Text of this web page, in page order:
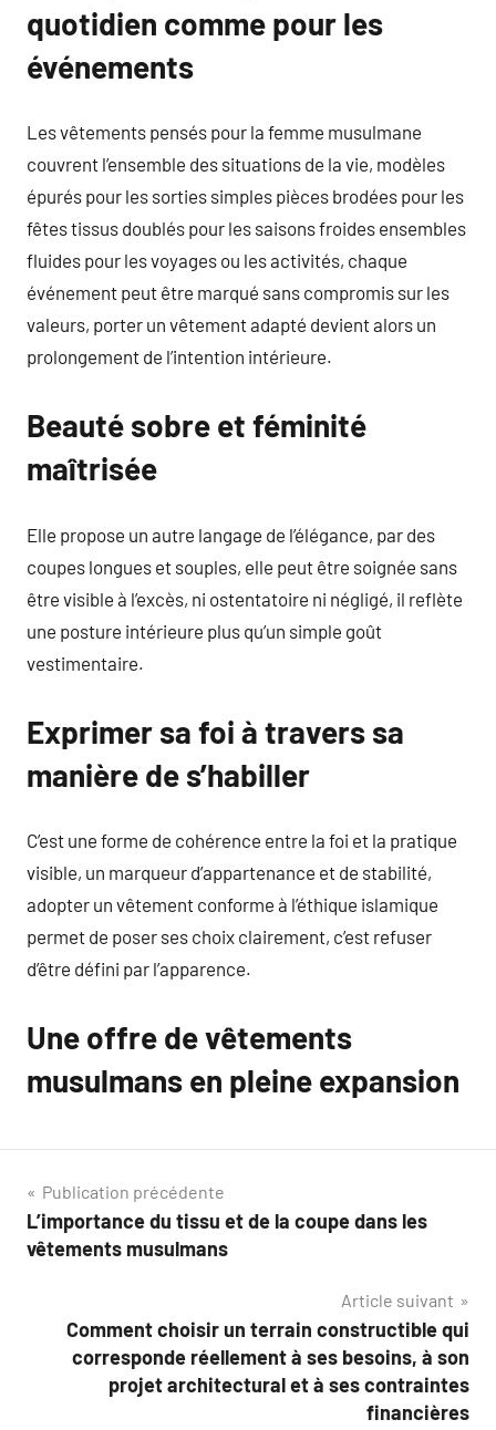
quotidien comme pour les
événements
Les vêtements pensés pour la femme musulmane
couvrent l’ensemble des situations de la vie, modèles
épurés pour les sorties simples pièces brodées pour les
fêtes tissus doublés pour les saisons froides ensembles
fluides pour les voyages ou les activités, chaque
événement peut être marqué sans compromis sur les
valeurs, porter un vêtement adapté devient alors un
prolongement de l’intention intérieure.
Beauté sobre et féminité
maîtrisée
Elle propose un autre langage de l’élégance, par des
coupes longues et souples, elle peut être soignée sans
être visible à l’excès, ni ostentatoire ni négligé, il reflète
une posture intérieure plus qu’un simple goût
vestimentaire.
Exprimer sa foi à travers sa
manière de s’habiller
C’est une forme de cohérence entre la foi et la pratique
visible, un marqueur d’appartenance et de stabilité,
adopter un vêtement conforme à l’éthique islamique
permet de poser ses choix clairement, c’est refuser
d’être défini par l’apparence.
Une offre de vêtements
musulmans en pleine expansion
Navigation
de
Publication précédente
L’importance du tissu et de la coupe dans les
vêtements musulmans
Article suivant
Comment choisir un terrain constructible qui
corresponde réellement à ses besoins, à son
projet architectural et à ses contraintes
financières